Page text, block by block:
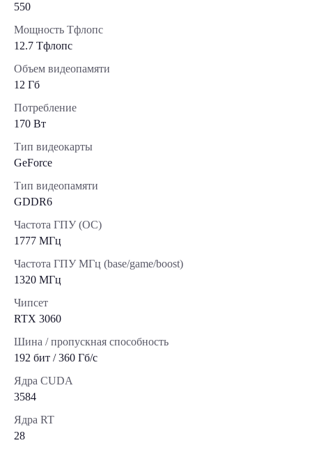
550
Мощность Тфлопс
12.7 Тфлопс
Объем видеопамяти
12 Гб
Потребление
170 Вт
Тип видеокарты
GeForce
Тип видеопамяти
GDDR6
Частота ГПУ (OC)
1777 МГц
Частота ГПУ МГц (base/game/boost)
1320 МГц
Чипсет
RTX 3060
Шина / пропускная способность
192 бит / 360 Гб/с
Ядра CUDA
3584
Ядра RT
28